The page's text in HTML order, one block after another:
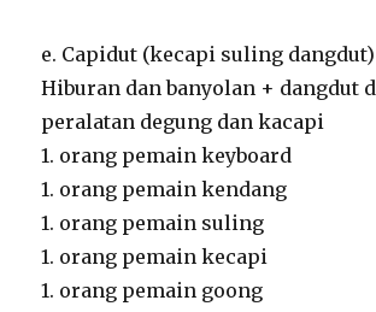
e. Capidut (kecapi suling dangdut)
Hiburan dan banyolan + dangdut
peralatan degung dan kacapi
1. orang pemain keyboard
1. orang pemain kendang
1. orang pemain suling
1. orang pemain kecapi
1. orang pemain goong